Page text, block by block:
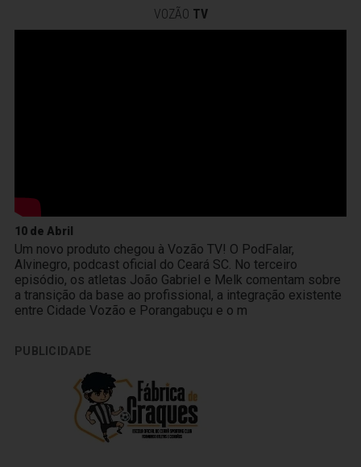
VOZÃO TV
10 de Abril
Um novo produto chegou à Vozão TV! O PodFalar,
Alvinegro, podcast oficial do Ceará SC. No terceiro
episódio, os atletas João Gabriel e Melk comentam sobre
a transição da base ao profissional, a integração existente
entre Cidade Vozão e Porangabuçu e o m
PUBLICIDADE